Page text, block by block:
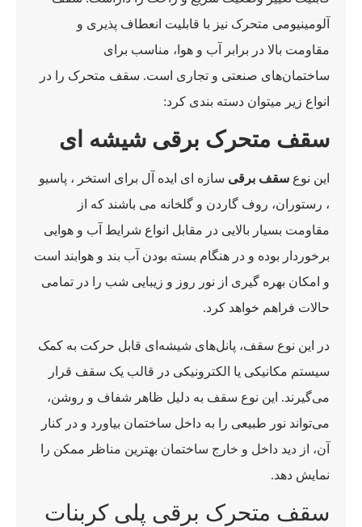
آلومینیومی متحرک نیز با قابلیت انعطاف پذیری و
مقاومت بالا در برابر آب و هوا، مناسب برای
ساختمان‌های صنعتی و تجاری است. سقف متحرک را در
انواع زیر میتوان دسته بندی کرد:
سقف متحرک برقی شیشه ای
این نوع سقف برقی سازه ای ایده آل برای استخر ، پاسیو
، رستوران، روف گاردن و گلخانه می باشند که از
مقاومت بسیار بالایی در مقابل انواع شرایط آب و هوایی
برخوردار بوده و در هنگام بسته بودن آب بند و هوابند است
و امکان بهره گیری از نور روز و زیبایی شب را در تمامی
حالات فراهم خواهد کرد.
در این نوع سقف، پانل‌های شیشه‌ای قابل حرکت به کمک
سیستم مکانیکی یا الکترونیکی در قالب یک سقف قرار
می‌گیرند. این نوع سقف به دلیل ظاهر شفاف و روشن،
می‌تواند نور طبیعی را به داخل ساختمان بیاورد و در کنار
آن، از دید داخل و خارج ساختمان بهترین مناظر ممکن را
نمایش دهد.
سقف متحرک برقی پلی کربنات